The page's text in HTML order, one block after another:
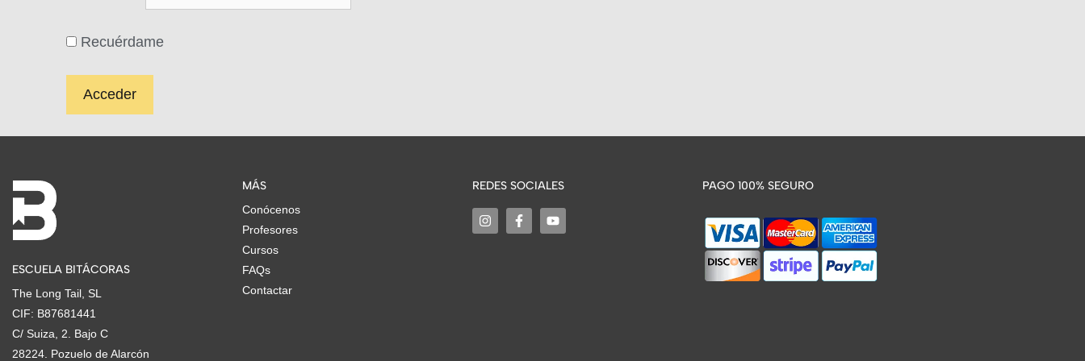
Recuérdame
ESCUELA BITÁCORAS
The Long Tail, SL
CIF: B87681441
C/ Suiza, 2. Bajo C
28224. Pozuelo de Alarcón
MÁS
Conócenos
Profesores
Cursos
FAQs
Contactar
REDES SOCIALES PAGO 100% SEGURO